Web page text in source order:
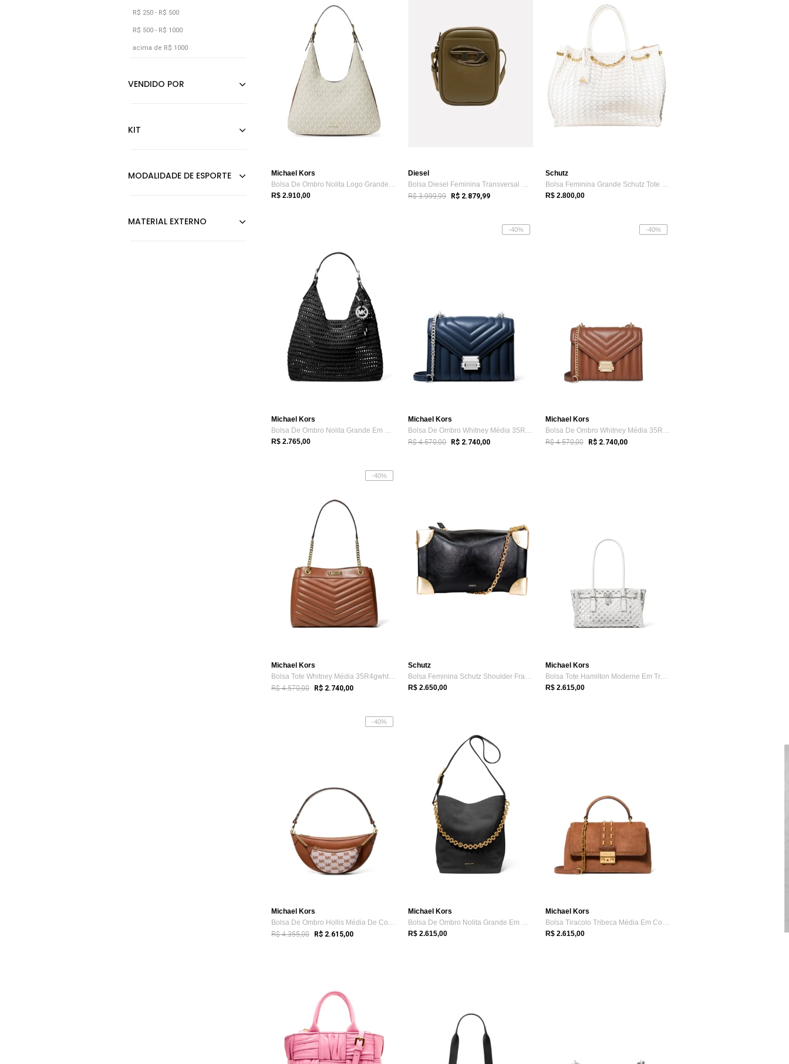
Cobra
Cobre
Coral
Dourado
R$ 250 - R$ 500
R$ 500 - R$ 1000
acima de R$ 1000
Michael Kors
Bolsa De Ombro Nolita Logo Grande 30F5gy5h7b149
R$ 2.910,00
Diesel
Bolsa Diesel Feminina Transversal Holi-D...
R$ 3.999,99 R$ 2.879,99
Schutz
Bolsa Feminina Grande Schutz Tote Rebecc...
R$ 2.800,00
Michael Kors
Bolsa De Ombro Nolita Grande Em Crochê 3...
R$ 2.765,00
-40%
Michael Kors
Bolsa De Ombro Whitney Média 35R4swhl6u406
R$ 4.570,00 R$ 2.740,00
-40%
Michael Kors
Bolsa De Ombro Whitney Média 35R4gwhl6u230
R$ 4.570,00 R$ 2.740,00
-40%
Michael Kors
Bolsa Tote Whitney Média 35R4gwht6u230
R$ 4.570,00 R$ 2.740,00
Schutz
Bolsa Feminina Schutz Shoulder Frame Cou...
R$ 2.650,00
Michael Kors
Bolsa Tote Hamilton Moderne Em Tramas 30...
R$ 2.615,00
-40%
Michael Kors
Bolsa De Ombro Hollis Média De Couro 35S...
R$ 4.355,00 R$ 2.615,00
Michael Kors
Bolsa De Ombro Nolita Grande Em Couro 30...
R$ 2.615,00
Michael Kors
Bolsa Tiracolo Tribeca Média Em Couro 30...
R$ 2.615,00